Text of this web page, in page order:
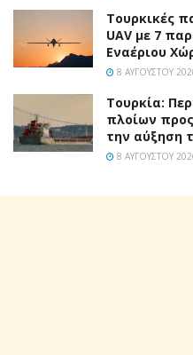
Τουρκικές
UAV με 7
Εναέριου
8 ΑΥΓΟΎΣΤΟΥ
Τουρκία:
πλοίων
την αύξηση
8 ΑΥΓΟΎΣΤΟΥ